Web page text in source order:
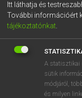
TALÁLATOK
admissible
Díjmentes angol szótár
Díjmentes
Itt láthatja és
További információért
tájékoztatónkat
A statisztikai
sütik
módjáról,
és milyen
5 6 7
t z
j k
n